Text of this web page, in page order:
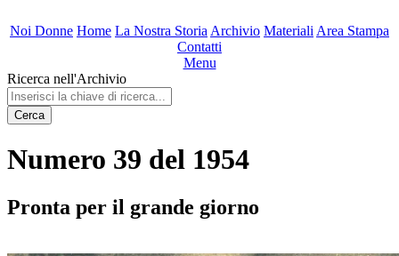
Noi Donne Home La Nostra Storia Archivio Materiali Area Stampa
Contatti
Menu
Ricerca nell'Archivio
Cerca
Numero 39 del 1954
Pronta per il grande giorno